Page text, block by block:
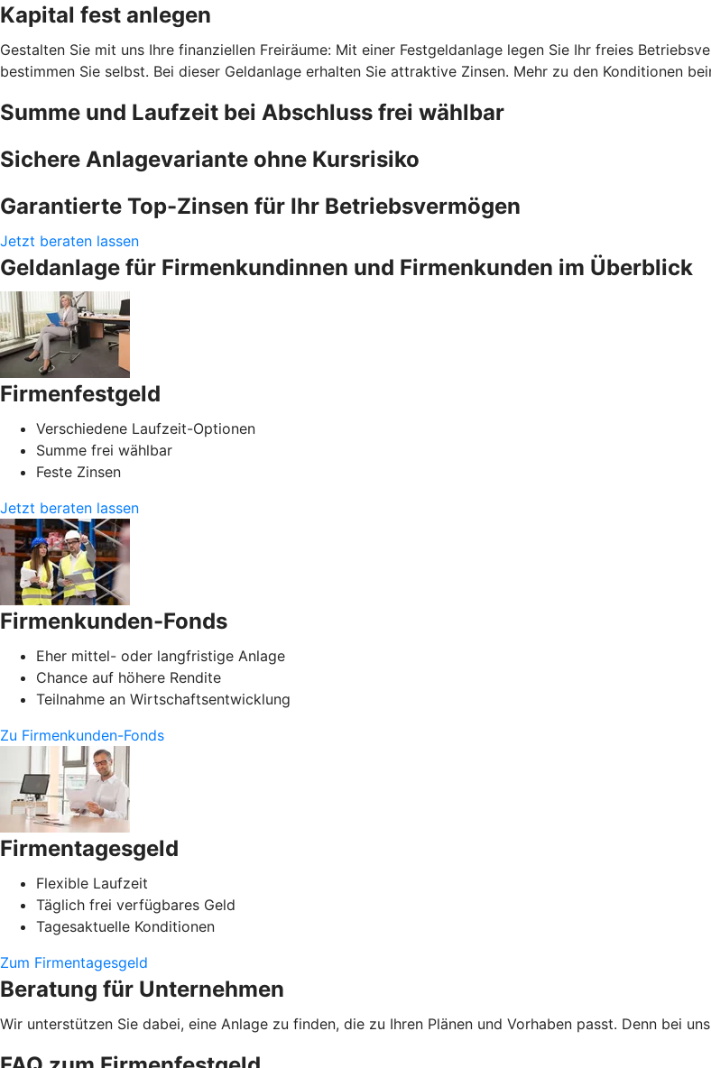
Kapital fest anlegen
Gestalten Sie mit uns Ihre finanziellen Freiräume: Mit einer Festgeldanlage legen Sie Ihr freies
bestimmen Sie selbst. Bei dieser Geldanlage erhalten Sie attraktive Zinsen. Mehr zu den Konditionen
Summe und Laufzeit bei Abschluss frei wählbar
Sichere Anlagevariante ohne Kursrisiko
Garantierte Top-Zinsen für Ihr Betriebsvermögen
Jetzt beraten lassen
Geldanlage für Firmenkundinnen und Firmenkunden im Überblick
Firmenfestgeld
Verschiedene Laufzeit-Optionen
Summe frei wählbar
Feste Zinsen
Jetzt beraten lassen
Firmenkunden-Fonds
Eher mittel- oder langfristige Anlage
Chance auf höhere Rendite
Teilnahme an Wirtschaftsentwicklung
Zu Firmenkunden-Fonds
Firmentagesgeld
Flexible Laufzeit
Täglich frei verfügbares Geld
Tagesaktuelle Konditionen
Zum Firmentagesgeld
Beratung für Unternehmen
Wir unterstützen Sie dabei, eine Anlage zu finden, die zu Ihren Plänen und Vorhaben passt. Denn bei